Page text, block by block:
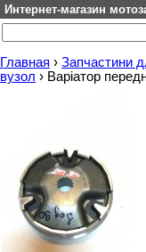
Интернет-магазин
Главная › Запчастини
вузол › Варіатор